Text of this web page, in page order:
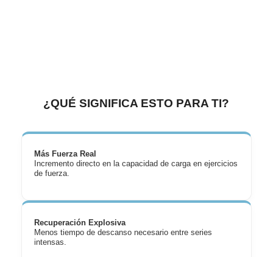
¿QUÉ SIGNIFICA ESTO PARA TI?
Más Fuerza Real
Incremento directo en la capacidad de carga en ejercicios
de fuerza.
Recuperación Explosiva
Menos tiempo de descanso necesario entre series
intensas.